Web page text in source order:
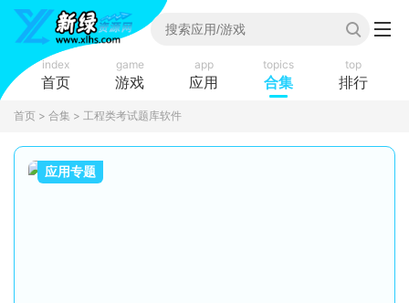
index
首页
game
游戏
app
应用
topics
合集
top
排行
首页 > 合集 > 工程类考试题库软件
应用专题